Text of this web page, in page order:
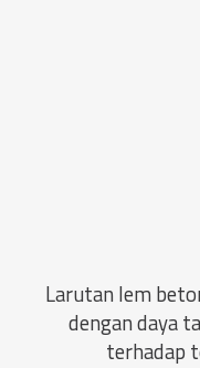
Larutan lem
dengan daya
terhadap